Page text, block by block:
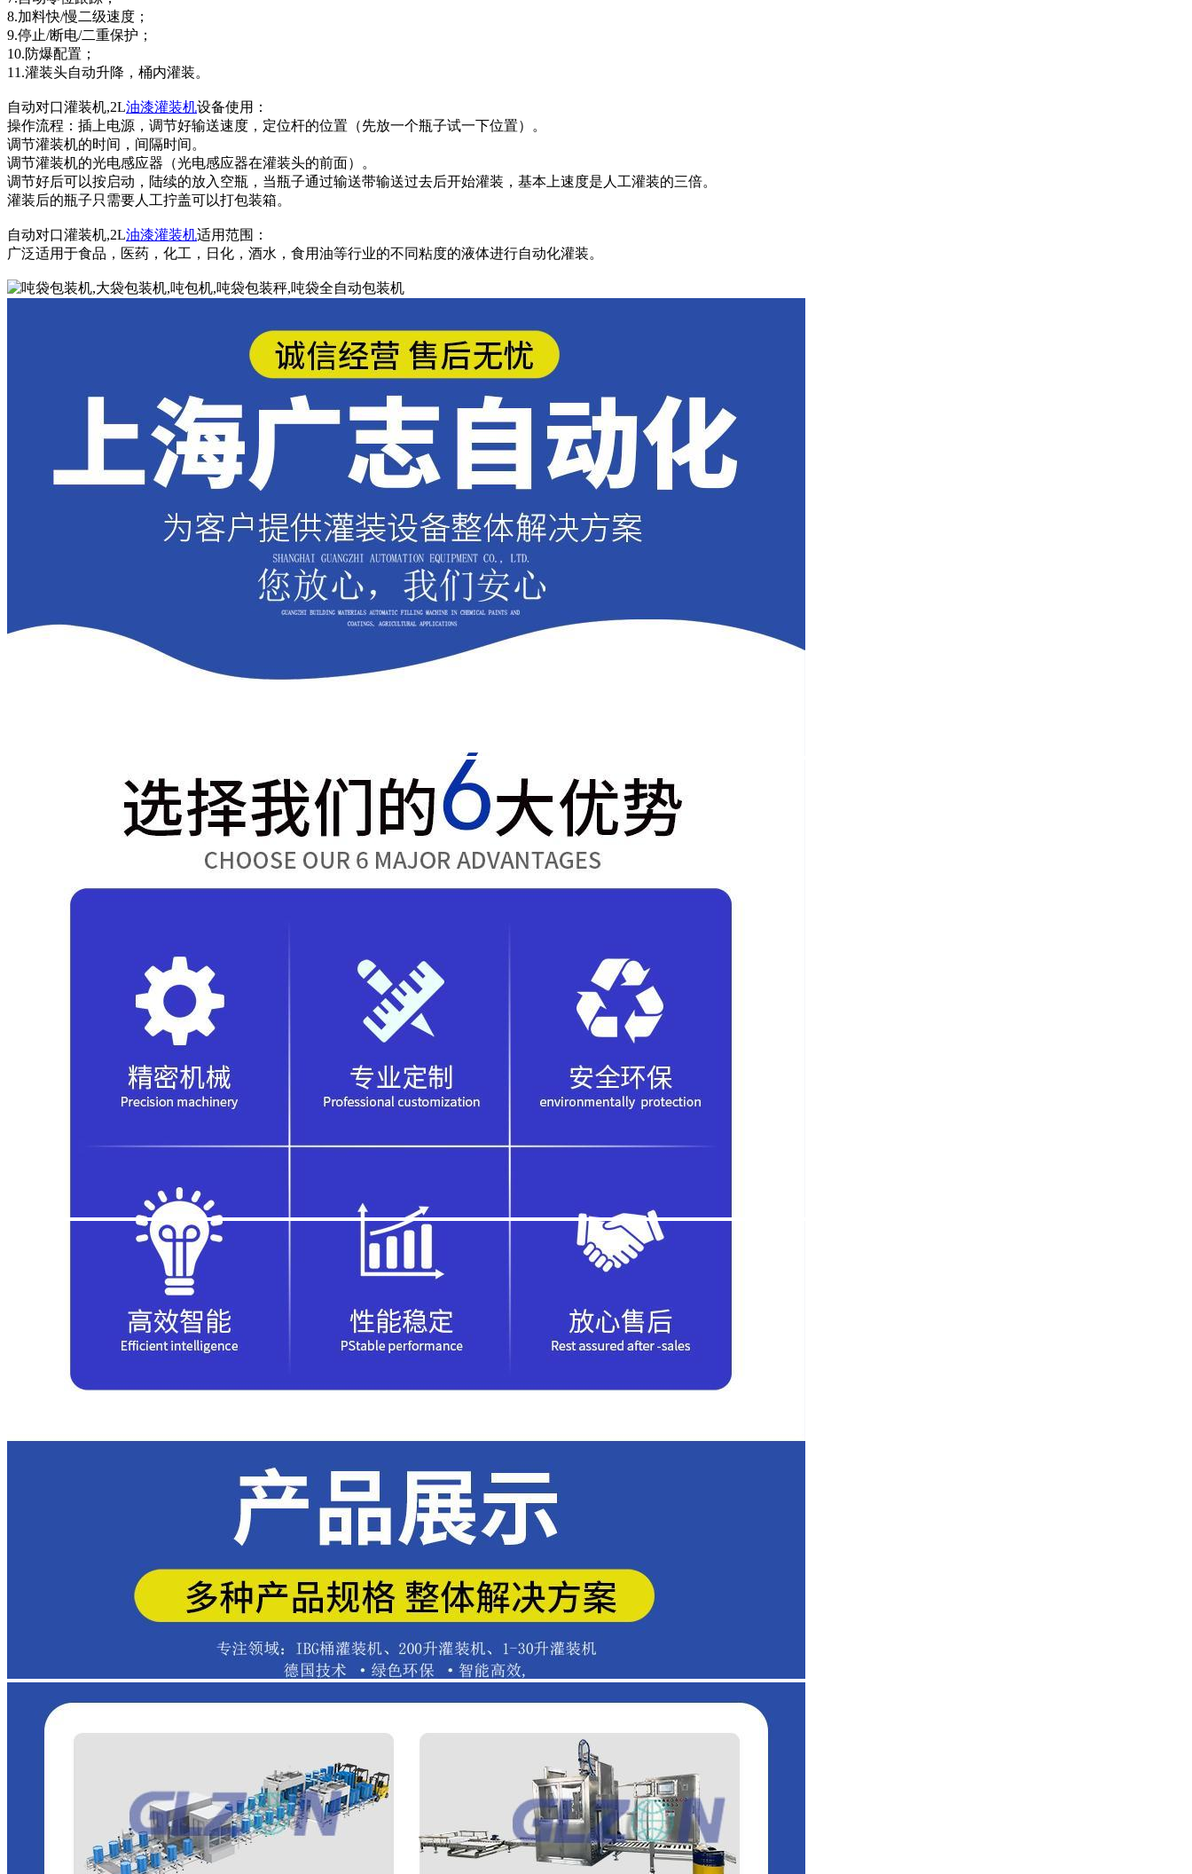
8.加料快/慢二级速度；
9.停止/断电/二重保护；
10.防爆配置；
11.灌装头自动升降，桶内灌装。
自动对口灌装机,2L油漆灌装机设备使用：
操作流程：插上电源，调节好输送速度，定位杆的位置（先放一个瓶子试一下位置）。
调节灌装机的时间，间隔时间。
调节灌装机的光电感应器（光电感应器在灌装头的前面）。
调节好后可以按启动，陆续的放入空瓶，当瓶子通过输送带输送过去后开始灌装，基本上速度是人工灌装的三倍。
灌装后的瓶子只需要人工拧盖可以打包装箱。
自动对口灌装机,2L油漆灌装机适用范围：
广泛适用于食品，医药，化工，日化，酒水，食用油等行业的不同粘度的液体进行自动化灌装。